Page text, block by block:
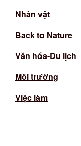
Nhân vật
Back to Nature
Văn hóa-Du lịch
Môi trường
Việc làm